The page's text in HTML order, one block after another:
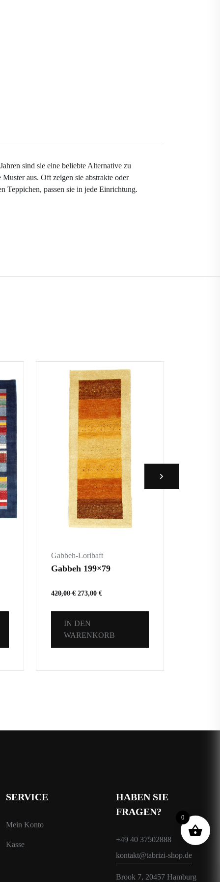
sind sie eine beliebte Alternative zu
aus. Oft zeigen sie abstrakte oder
Teppichen, passen sie in jede Einrichtung.
Gabbeh-Loribaft
Gabbeh 199×79
420,00€ 273,00 €
IN DEN
WARENKORB
SERVICE
Mein Konto
Kasse
HABEN SIE
FRAGEN?
+49 40 37502888
kontakt@tabrizi-shop.de
Brook 7, 20457 Hamburg
0